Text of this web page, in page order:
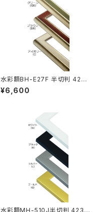
水彩額BH-E27F 半切判 423×
545ミリ
¥6,600
水彩額MH-510J半切判 423×